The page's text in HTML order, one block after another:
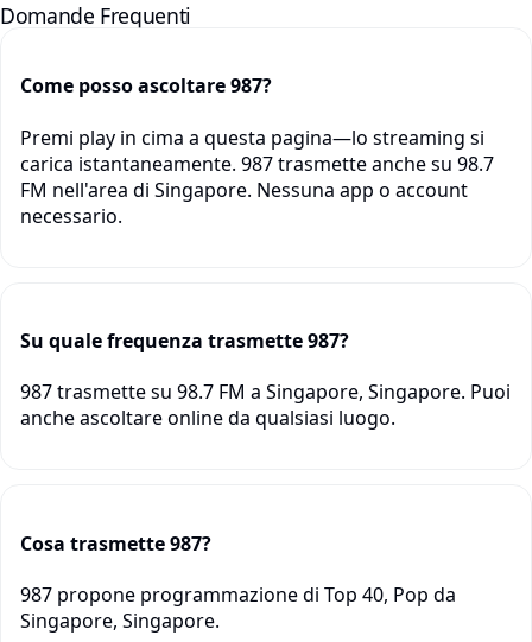
Domande Frequenti
Come posso ascoltare 987?
Premi play in cima a questa pagina—lo streaming si
carica istantaneamente. 987 trasmette anche su 98.7
FM nell'area di Singapore. Nessuna app o account
necessario.
Su quale frequenza trasmette 987?
987 trasmette su 98.7 FM a Singapore, Singapore. Puoi
anche ascoltare online da qualsiasi luogo.
Cosa trasmette 987?
987 propone programmazione di Top 40, Pop da
Singapore, Singapore.